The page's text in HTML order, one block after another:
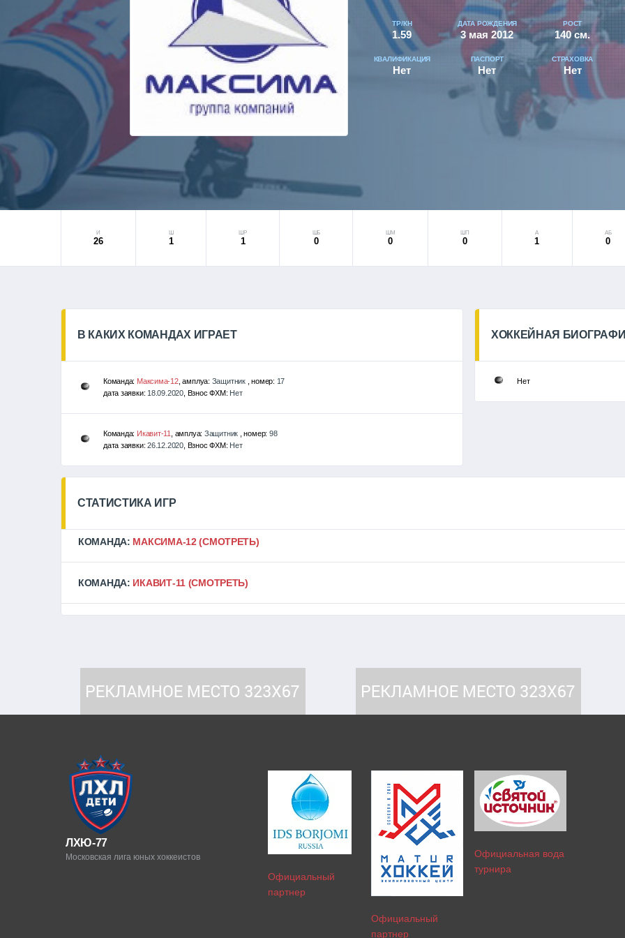
ТР/КН
1.59
ДАТА РОЖДЕНИЯ
3 мая 2012
РОСТ
140 см.
КВАЛИФИКАЦИЯ
Нет
ПАСПОРТ
Нет
СТРАХОВКА
Нет
И
26
Ш
1
ШР
1
ШБ
0
ШМ
0
ШП
0
А
1
АБ
0
В КАКИХ КОМАНДАХ ИГРАЕТ
Команда: Максима-12, амплуа: Защитник, номер: 17
дата заявки: 18.09.2020, Взнос ФХМ: Нет
Команда: Икавит-11 , амплуа: Защитник , номер: 98
дата заявки:26.12.2020, Взнос ФХМ: Нет
ХОККЕЙНАЯ
Нет
СТАТИСТИКА ИГР
КОМАНДА: МАКСИМА-12 (СМОТРЕТЬ)
КОМАНДА: ИКАВИТ-11 (СМОТРЕТЬ)
ЛХЮ-77
Московская лига юных хоккеистов
Официальный
партнер
Официальный
партнер
Официальная вода
турнира